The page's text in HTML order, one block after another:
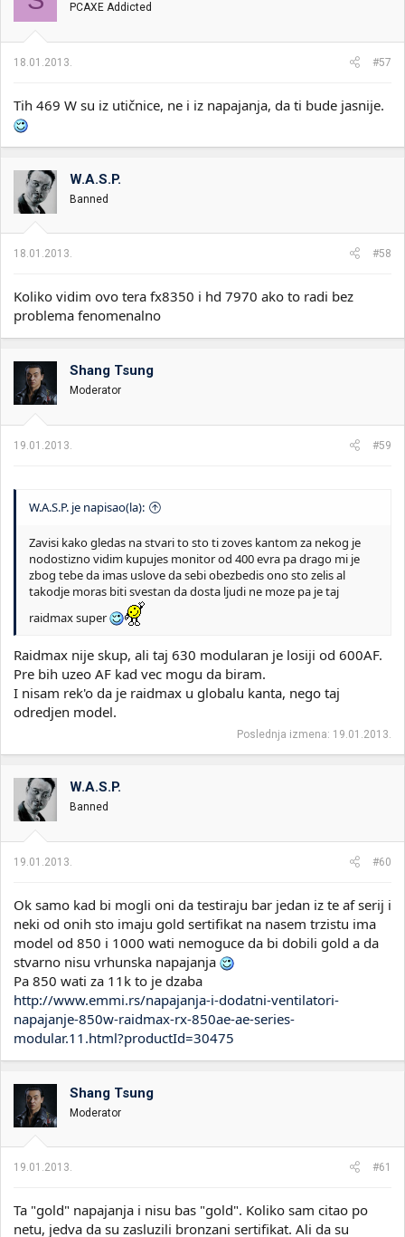
PCAXE Addicted
18.01.2013. #57
Tih 469 W su iz utičnice, ne i iz napajanja, da ti bude jasnije.
W.A.S.P.
Banned
18.01.2013. #58
Koliko vidim ovo tera fx8350 i hd 7970 ako to radi bez
problema fenomenalno
Shang Tsung
Moderator
19.01.2013. #59
W.A.S.P. je napisao(la):
Zavisi kako gledas na stvari to sto ti zoves kantom za nekog je
nodostizno vidim kupujes monitor od 400 evra pa drago mi je
zbog tebe da imas uslove da sebi obezbedis ono sto zelis al
takodje moras biti svestan da dosta ljudi ne moze pa je taj
raidmax super
Raidmax nije skup, ali taj 630 modularan je losiji od 600AF.
Pre bih uzeo AF kad vec mogu da biram.
I nisam rek'o da je raidmax u globalu kanta, nego taj
odredjen model.
Poslednja izmena: 19.01.2013.
W.A.S.P.
Banned
19.01.2013. #60
Ok samo kad bi mogli oni da testiraju bar jedan iz te af serij i
neki od onih sto imaju gold sertifikat na nasem trzistu ima
model od 850 i 1000 wati nemoguce da bi dobili gold a da
stvarno nisu vrhunska napajanja
Pa 850 wati za 11k to je dzaba
http://www.emmi.rs/napajanja-i-dodatni-ventilatori-
napajanje-850w-raidmax-rx-850ae-ae-series-
modular.11.html?productId=30475
Shang Tsung
Moderator
19.01.2013. #61
Ta "gold" napajanja i nisu bas "gold". Koliko sam citao po
netu, jedva da su zasluzili bronzani sertifikat. Ali da su